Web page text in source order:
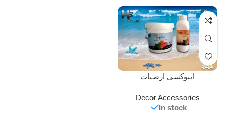
ايبوكسى ارضيات
Decor Accessories
In stock